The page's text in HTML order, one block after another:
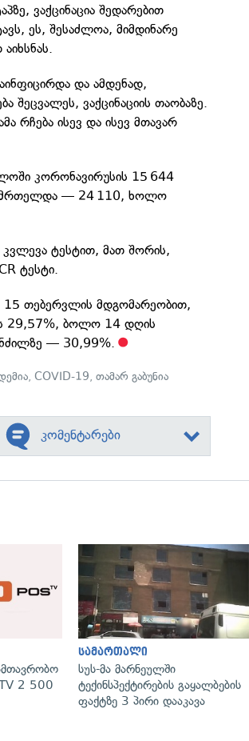
ვაქცინაცია შედარებით
ეს, შესაძლოა, მიმდინარე
და ამდენად,
შეცვალეს, ვაქცინაციის თაობაზე.
რჩება ისევ და ისევ მთავარ
კორონავირუსის 15 644
— 24 110, ხოლო
ტესტით, მათ შორის,
ტესტი.
15 თებერვლის მდგომარეობით,
29,57%, ბოლო 14 დღის
— 30,99%.
,COVID-19,თამარ გაბუნია
კომენტარები
გადახედვა
2 500
სამართალი
სუს-მა მარნეულში
ტექინსპექტირების გაყალბების
ფაქტზე 3 პირი დააკავა